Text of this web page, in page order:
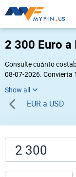
2 300 Euro
Consulte cuánto
08-07-2026. Convierta
USD EUR ».
EUR a USD